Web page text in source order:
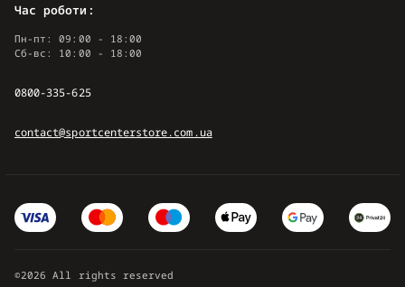
Час роботи:
Пн-пт: 09:00 - 18:00
Сб-вс: 10:00 - 18:00
0800-335-625
contact@sportcenterstore.com.ua
©2026 All rights reserved